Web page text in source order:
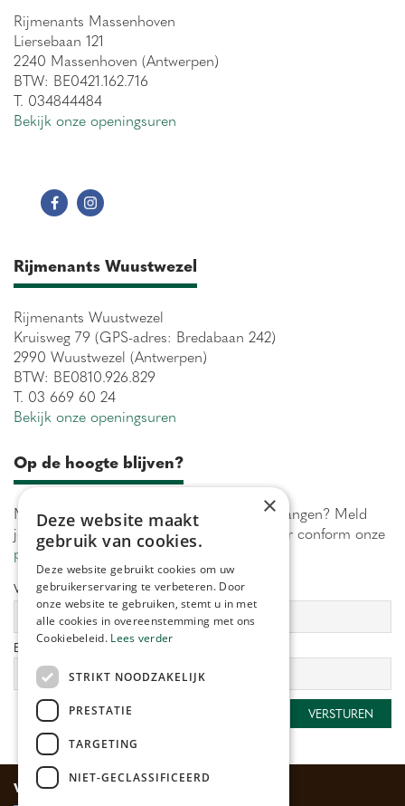
Rijmenants Massenhoven
Liersebaan 121
2240 Massenhoven (Antwerpen)
BTW: BE0421.162.716
T. 034844484
Bekijk onze openingsuren
Rijmenants Wuustwezel
Rijmenants Wuustwezel
Kruisweg 79 (GPS-adres: Bredabaan 242)
2990 Wuustwezel (Antwerpen)
BTW: BE0810.926.829
T. 03 669 60 24
Bekijk onze openingsuren
Op de hoogte blijven?
Maximaal 1 keer per week onze acties ontvangen? Meld
je aan! Wij verwerken jouw gegevens secuur conform onze
privacy policy.
Voornaam: Achternaam:
E-mailadres:
Veilig betalen
×
Deze website maakt
gebruik van cookies.
Deze website gebruikt cookies om uw
gebruikerservaring te verbeteren. Door
onze website te gebruiken, stemt u in met
alle cookies in overeenstemming met ons
Cookiebeleid. Lees verder
STRIKT NOODZAKELIJK
PRESTATIE
TARGETING
NIET-GECLASSIFICEERD